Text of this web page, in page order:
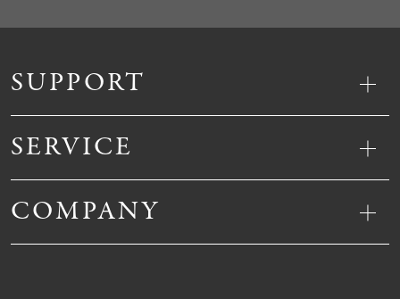
SUPPORT
SERVICE
COMPANY